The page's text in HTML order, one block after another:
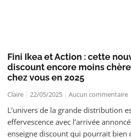
Fini Ikea et Action : cette
discount encore moins
chez vous en 2025
Claire 22/05/2025 Aucun commentaire
L’univers de la grande distribution
effervescence avec l’arrivée
enseigne discount qui pourrait bien